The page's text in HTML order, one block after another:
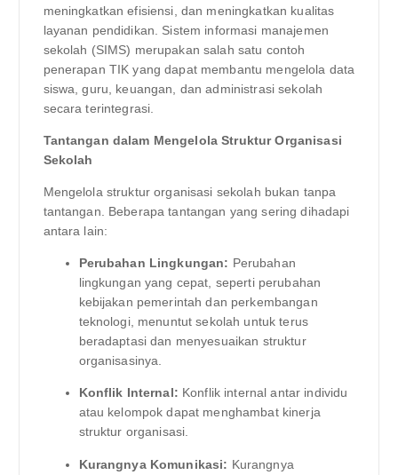
meningkatkan efisiensi, dan meningkatkan kualitas
layanan pendidikan. Sistem informasi manajemen
sekolah (SIMS) merupakan salah satu contoh
penerapan TIK yang dapat membantu mengelola data
siswa, guru, keuangan, dan administrasi sekolah
secara terintegrasi.
Tantangan dalam Mengelola Struktur Organisasi
Sekolah
Mengelola struktur organisasi sekolah bukan tanpa
tantangan. Beberapa tantangan yang sering dihadapi
antara lain:
Perubahan Lingkungan: Perubahan
lingkungan yang cepat, seperti perubahan
kebijakan pemerintah dan perkembangan
teknologi, menuntut sekolah untuk terus
beradaptasi dan menyesuaikan struktur
organisasinya.
Konflik Internal: Konflik internal antar individu
atau kelompok dapat menghambat kinerja
struktur organisasi.
Kurangnya Komunikasi: Kurangnya